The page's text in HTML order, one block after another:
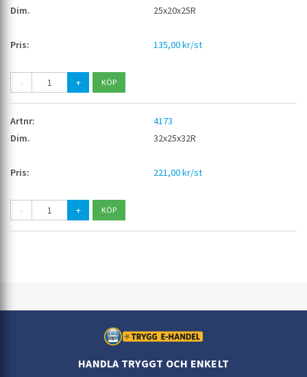
25x20x25R
135,00 kr/st
- +
4173
32x25x32R
221,00 kr/st
- +
HANDLA TRYGGT OCH ENKELT